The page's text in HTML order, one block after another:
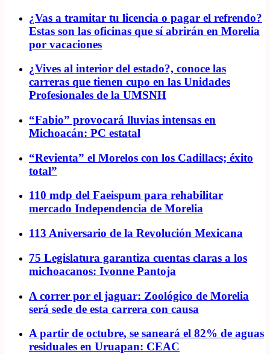
¿Vas a tramitar tu licencia o pagar el refrendo?
Estas son las oficinas que sí abrirán en Morelia
por vacaciones
¿Vives al interior del estado?, conoce las
carreras que tienen cupo en las Unidades
Profesionales de la UMSNH
“Fabio” provocará lluvias intensas en
Michoacán: PC estatal
“Revienta” el Morelos con los Cadillacs; éxito
total”
110 mdp del Faeispum para rehabilitar
mercado Independencia de Morelia
113 Aniversario de la Revolución Mexicana
75 Legislatura garantiza cuentas claras a los
michoacanos: Ivonne Pantoja
A correr por el jaguar: Zoológico de Morelia
será sede de esta carrera con causa
A partir de octubre, se saneará el 82% de aguas
residuales en Uruapan: CEAC